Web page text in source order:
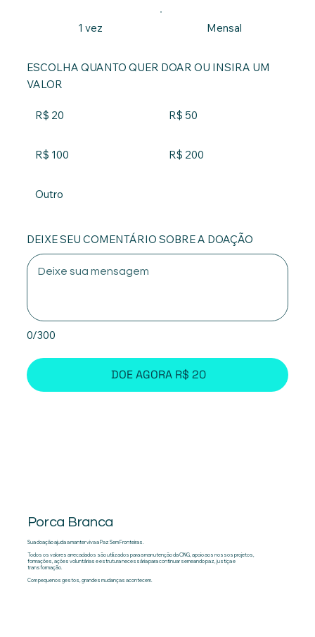
1 vez Mensal
ESCOLHA QUANTO QUER DOAR OU INSIRA UM
VALOR
R$ 20 R$ 50
R$ 100 R$ 200
Outro
0/300
DEIXE SEU COMENTÁRIO SOBRE A DOAÇÃO
DOE AGORA R$ 20
Porca Branca
Sua doação ajuda a manter viva a Paz Sem Fronteiras.
Todos os valores arrecadados são utilizados para a manutenção da ONG, apoio aos nossos projetos,
formações, ações voluntárias e estrutura necessária para continuar semeando paz, justiça e
transformação.
Com pequenos gestos, grandes mudanças acontecem.